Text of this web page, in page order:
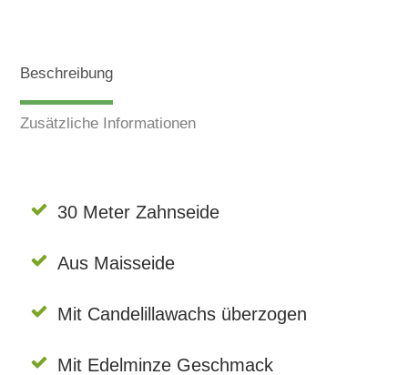
Beschreibung
Zusätzliche Informationen
30 Meter Zahnseide
Aus Maisseide
Mit Candelillawachs überzogen
Mit Edelminze Geschmack